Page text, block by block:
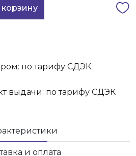
по тарифу СДЭК
выдачи: по тарифу СДЭК
и оплата